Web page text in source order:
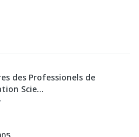
des Professionels de
Scie...